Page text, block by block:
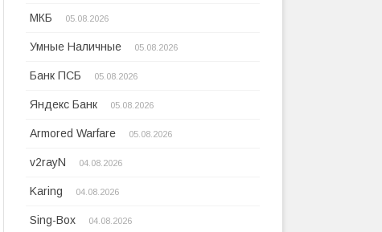
МКБ 05.08.2026
Умные Наличные 05.08.2026
Банк ПСБ 05.08.2026
Яндекс Банк 05.08.2026
Armored Warfare 05.08.2026
v2rayN 04.08.2026
Karing 04.08.2026
Sing-Box 04.08.2026